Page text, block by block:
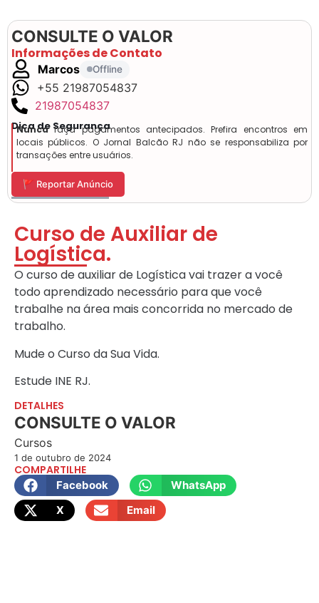
CONSULTE O VALOR
Informações de Contato
Marcos Offline
+55 21987054837
21987054837
Dica de Segurança
Nuncafaça pagamentos antecipados. Prefira encontros em
locais públicos. O Jornal Balcão RJ não se responsabiliza por
transações entre usuários.
🚩 Reportar Anúncio
Curso de Auxiliar de
Logística.
O curso de auxiliar de Logística vai trazer a você
todo aprendizado necessário para que você
trabalhe na área mais concorrida no mercado de
trabalho.
Mude o Curso da Sua Vida.
Estude INE RJ.
DETALHES
CONSULTE O VALOR
Cursos
1 de outubro de 2024
COMPARTILHE
Facebook
WhatsApp
X
Email